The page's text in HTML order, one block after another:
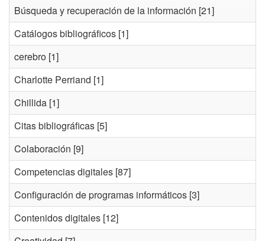
Búsqueda y recuperación de la información [21]
Catálogos bibliográficos [1]
cerebro [1]
Charlotte Perriand [1]
Chillida [1]
Citas bibliográficas [5]
Colaboración [9]
Competencias digitales [87]
Configuración de programas informáticos [3]
Contenidos digitales [12]